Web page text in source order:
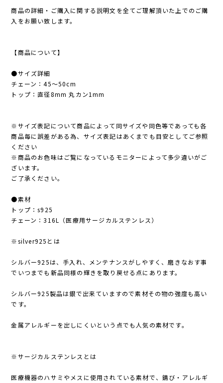
商品の詳細・ご購入に関する説明文を全てご理解頂いた上でのご購
入をお願い致します。
【商品について】
●サイズ詳細
チェーン：45〜50cm
トップ：直径8mm 丸カン1mm
※サイズ表記について商品によって同サイズや同色等であっても各
商品毎に誤差がある為、サイズ表記はあくまでも目安としてご参照
ください
※商品のお色味はご覧になっているモニターによって多少違いがご
ざいます。
ご了承ください。
●素材
トップ：s925
チェーン：316L（医療用サージカルステンレス）
※silver925とは
シルバー925は、手入れ、メンテナンスがしやすく、磨きなおす事
でいつまでも新品同様の輝きを取り戻せる点にあります。
シルバー925製品は銀で出来ていますので素材その物の強度も高い
です。
金属アレルギーを出しにくいという点でも人気の素材です。
※サージカルステンレスとは
医療機器のハサミやメスに使用されている素材で、錆び・アレルギ